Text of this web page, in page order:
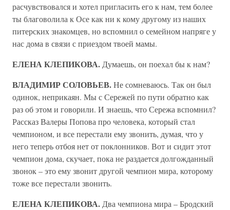
расчувствовался и хотел пригласить его к нам, тем более
ты благоволила к Осе как ни к кому другому из наших
питерских знакомцев, но вспомнил о семейном напряге у
нас дома в связи с приездом твоей мамы.
ЕЛЕНА КЛЕПИКОВА. Думаешь, он поехал бы к нам?
ВЛАДИМИР СОЛОВЬЕВ.Не сомневаюсь. Так он был
одинок, неприкаян. Мы с Сережей по пути обратно как
раз об этом и говорили. И знаешь, что Сережа вспомнил?
Рассказ Валеры Попова про человека, который стал
чемпионом, и все перестали ему звонить, думая, что у
него теперь отбоя нет от поклонников. Вот и сидит этот
чемпион дома, скучает, пока не раздается долгожданный
звонок – это ему звонит другой чемпион мира, которому
тоже все перестали звонить.
ЕЛЕНА КЛЕПИКОВА. Два чемпиона мира – Бродский